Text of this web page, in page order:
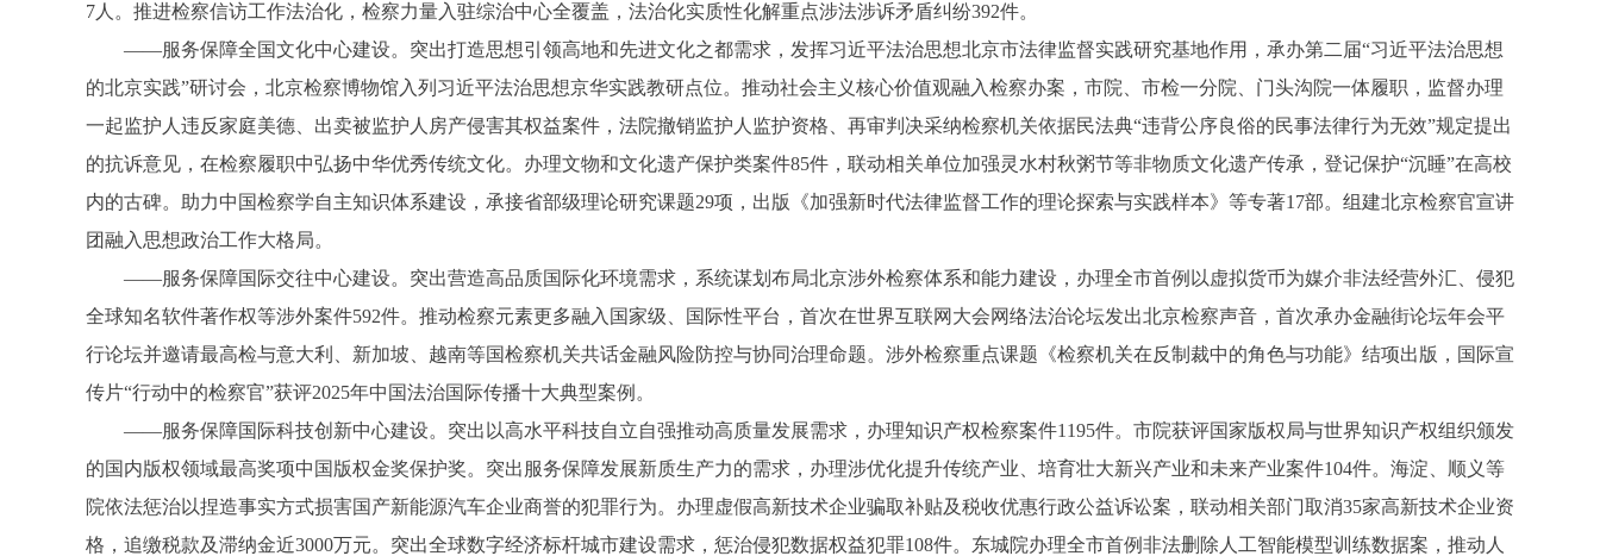
7人。推进检察信访工作法治化，检察力量入驻综治中心全覆盖，法治化实质性化解重点涉法涉诉矛盾纠纷392件。
——服务保障全国文化中心建设。突出打造思想引领高地和先进文化之都需求，发挥习近平法治思想北京市法律监督实践研究基地作用，承办第二届“习近平法治思想
的北京实践”研讨会，北京检察博物馆入列习近平法治思想京华实践教研点位。推动社会主义核心价值观融入检察办案，市院、市检一分院、门头沟院一体履职，监督办理
一起监护人违反家庭美德、出卖被监护人房产侵害其权益案件，法院撤销监护人监护资格、再审判决采纳检察机关依据民法典“违背公序良俗的民事法律行为无效”规定提出
的抗诉意见，在检察履职中弘扬中华优秀传统文化。办理文物和文化遗产保护类案件85件，联动相关单位加强灵水村秋粥节等非物质文化遗产传承，登记保护“沉睡”在高校
内的古碑。助力中国检察学自主知识体系建设，承接省部级理论研究课题29项，出版《加强新时代法律监督工作的理论探索与实践样本》等专著17部。组建北京检察官宣讲
团融入思想政治工作大格局。
——服务保障国际交往中心建设。突出营造高品质国际化环境需求，系统谋划布局北京涉外检察体系和能力建设，办理全市首例以虚拟货币为媒介非法经营外汇、侵犯
全球知名软件著作权等涉外案件592件。推动检察元素更多融入国家级、国际性平台，首次在世界互联网大会网络法治论坛发出北京检察声音，首次承办金融街论坛年会平
行论坛并邀请最高检与意大利、新加坡、越南等国检察机关共话金融风险防控与协同治理命题。涉外检察重点课题《检察机关在反制裁中的角色与功能》结项出版，国际宣
传片“行动中的检察官”获评2025年中国法治国际传播十大典型案例。
——服务保障国际科技创新中心建设。突出以高水平科技自立自强推动高质量发展需求，办理知识产权检察案件1195件。市院获评国家版权局与世界知识产权组织颁发
的国内版权领域最高奖项中国版权金奖保护奖。突出服务保障发展新质生产力的需求，办理涉优化提升传统产业、培育壮大新兴产业和未来产业案件104件。海淀、顺义等
院依法惩治以捏造事实方式损害国产新能源汽车企业商誉的犯罪行为。办理虚假高新技术企业骗取补贴及税收优惠行政公益诉讼案，联动相关部门取消35家高新技术企业资
格，追缴税款及滞纳金近3000万元。突出全球数字经济标杆城市建设需求，惩治侵犯数据权益犯罪108件。东城院办理全市首例非法删除人工智能模型训练数据案，推动人